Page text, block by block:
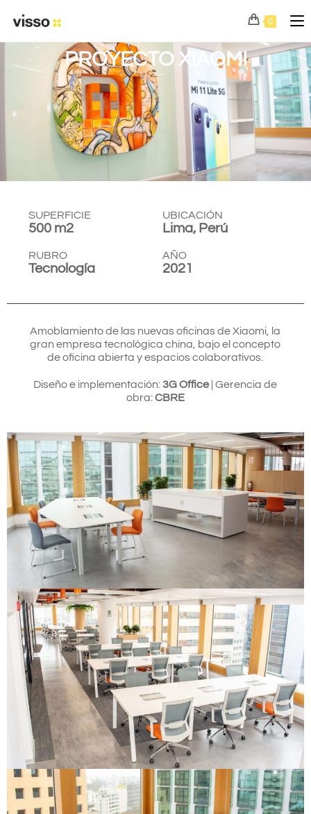
0
PROYECTO XIAOMI
SUPERFICIE
500 m2
UBICACIÓN
Lima, Perú
RUBRO
Tecnología
AÑO
2021
Amoblamiento de las nuevas oficinas de Xiaomi, la
gran empresa tecnológica china, bajo el concepto
de oficina abierta y espacios colaborativos.
Diseño e implementación:3G Office | Gerencia de
obra:CBRE